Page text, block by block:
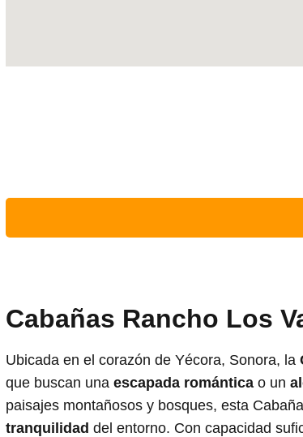
Cabañas Rancho Los
Ubicada en el corazón de Yécora, Sonora, la
que buscan una escapada romántica o un
paisajes montañosos y bosques, esta
tranquilidad del entorno. Con capacidad